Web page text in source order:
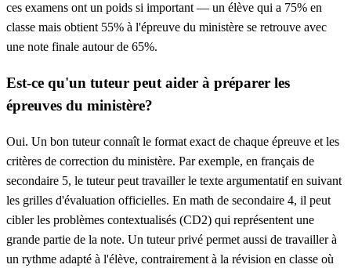
ces examens ont un poids si important — un élève qui a 75% en
classe mais obtient 55% à l'épreuve du ministère se retrouve avec
une note finale autour de 65%.
Est-ce qu'un tuteur peut aider à préparer les
épreuves du ministère?
Oui. Un bon tuteur connaît le format exact de chaque épreuve et les
critères de correction du ministère. Par exemple, en français de
secondaire 5, le tuteur peut travailler le texte argumentatif en suivant
les grilles d'évaluation officielles. En math de secondaire 4, il peut
cibler les problèmes contextualisés (CD2) qui représentent une
grande partie de la note. Un tuteur privé permet aussi de travailler à
un rythme adapté à l'élève, contrairement à la révision en classe où